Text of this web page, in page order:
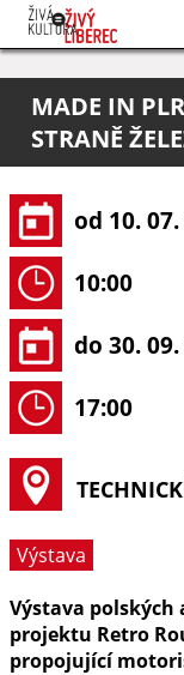
O projektu
Pořadatelé
MADE IN
STRANĚ
od 10.
10:00
do 30.
17:00
Výstava
Výstava
projektu Retro
propojující